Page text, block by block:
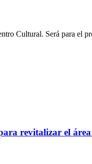
Cultural. Será para el
revitalizar el